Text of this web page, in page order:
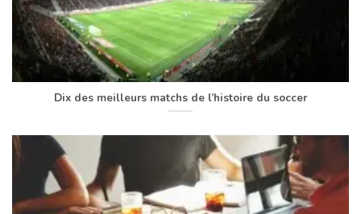
Dix des meilleurs matchs de l’histoire du soccer